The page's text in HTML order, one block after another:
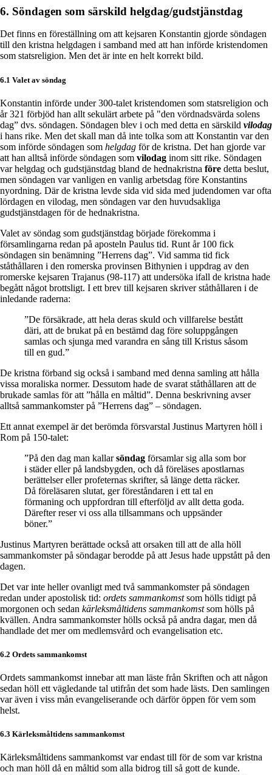
6. Söndagen som särskild helgdag/gudstjänstdag
Det finns en föreställning om att kejsaren Konstantin gjorde söndagen
till den kristna helgdagen i samband med att han införde kristendomen
som statsreligion. Men det är inte en helt korrekt bild.
6.1 Valet av söndag
Konstantin införde under 300-talet kristendomen som statsreligion och
år 321 förbjöd han allt sekulärt arbete på "den vördnadsvärda solens
dag” dvs. söndagen. Söndagen blev i och med detta en särskild vilodag
i hans rike. Men det skall man då inte tolka som att Konstantin var den
som införde söndagen som helgdag för de kristna. Det han gjorde var
att han alltså införde söndagen som vilodag inom sitt rike. Söndagen
var helgdag och gudstjänstdag bland de hednakristna före detta beslut,
men söndagen var vanligen en vanlig arbetsdag före Konstantins
nyordning. Där de kristna levde sida vid sida med judendomen var ofta
lördagen en vilodag, men söndagen var den huvudsakliga
gudstjänstdagen för de hednakristna.
Valet av söndag som gudstjänstdag började förekomma i
församlingarna redan på aposteln Paulus tid. Runt år 100 fick
söndagen sin benämning ”Herrens dag”. Vid samma tid fick
ståthållaren i den romerska provinsen Bithynien i uppdrag av den
romerske kejsaren Trajanus (98-117) att undersöka ifall de kristna hade
begått något brottsligt. I ett brev till kejsaren skriver ståthållaren i de
inledande raderna:
”De försäkrade, att hela deras skuld och villfarelse bestått
däri, att de brukat på en bestämd dag före soluppgången
samlas och sjunga med varandra en sång till Kristus såsom
till en gud.”
De kristna förband sig också i samband med denna samling att hålla
vissa moraliska normer. Dessutom hade de svarat ståthållaren att de
brukade samlas för att ”hålla en måltid”. Denna beskrivning avser
alltså sammankomster på ”Herrens dag” – söndagen.
Ett annat exempel är det berömda försvarstal Justinus Martyren höll i
Rom på 150-talet:
”På den dag man kallarsöndag församlar sig alla som bor
i städer eller på landsbygden, och då föreläses apostlarnas
berättelser eller profeternas skrifter, så länge detta räcker.
Då föreläsaren slutat, ger föreståndaren i ett tal en
förmaning och uppfordran till efterföljd av allt detta goda.
Därefter reser vi oss alla tillsammans och uppsänder
böner.”
Justinus Martyren berättade också att orsaken till att de alla höll
sammankomster på söndagar berodde på att Jesus hade uppstått på den
dagen.
Det var inte heller ovanligt med två sammankomster på söndagen
redan under apostolisk tid: ordets sammankomstsom hölls tidigt på
morgonen och sedan kärleksmåltidens sammankomstsom hölls på
kvällen. Andra sammankomster hölls också på andra dagar, men då
handlade det mer om medlemsvård och evangelisation etc.
6.2 Ordets sammankomst
Ordets sammankomst innebar att man läste från Skriften och att någon
sedan höll ett vägledande tal utifrån det som hade lästs. Den samlingen
var även i viss mån evangeliserande och därför öppen för vem som
helst.
6.3 Kärleksmåltidens sammankomst
Kärleksmåltidens sammankomst var endast till för de som var kristna
och man höll då en måltid som alla bidrog till så gott de kunde.